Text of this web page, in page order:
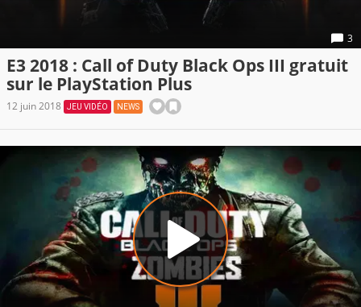
3
E3 2018 : Call of Duty Black Ops III gratuit
sur le PlayStation Plus
12 juin 2018 JEU VIDÉO NEWS